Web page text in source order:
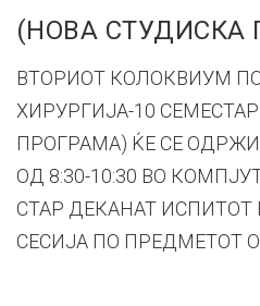
(НОВА СТУДИСКА
ВТОРИОТ КОЛОКВИУМ
ХИРУРГИЈА-10
ПРОГРАМА) ЌЕ СЕ ОДРЖИ
ОД 8:30-10:30 ВО
СТАР ДЕКАНАТ ИСПИТОТ
СЕСИЈА ПО ПРЕДМЕТОТ